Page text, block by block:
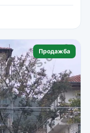
Продажба